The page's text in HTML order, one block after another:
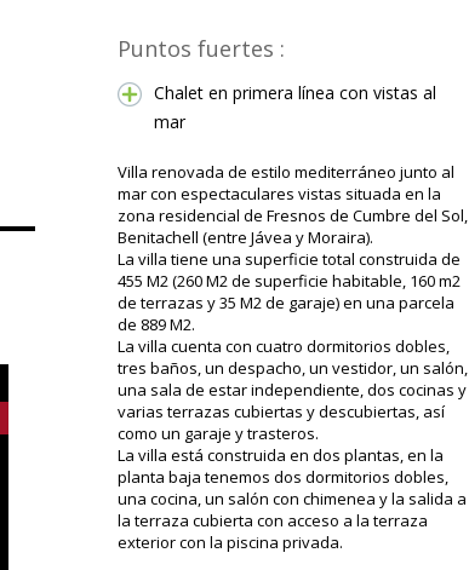
Puntos fuertes :
Chalet en primera línea con vistas al
mar
Villa renovada de estilo mediterráneo junto al
mar con espectaculares vistas situada en la
zona residencial de Fresnos de Cumbre del Sol,
Benitachell (entre Jávea y Moraira).
La villa tiene una superficie total construida de
455 M2 (260 M2 de superficie habitable, 160 m2
de terrazas y 35 M2 de garaje) en una parcela
de 889 M2.
La villa cuenta con cuatro dormitorios dobles,
tres baños, un despacho, un vestidor, un salón,
una sala de estar independiente, dos cocinas y
varias terrazas cubiertas y descubiertas, así
como un garaje y trasteros.
La villa está construida en dos plantas, en la
planta baja tenemos dos dormitorios dobles,
una cocina, un salón con chimenea y la salida a
la terraza cubierta con acceso a la terraza
exterior con la piscina privada.